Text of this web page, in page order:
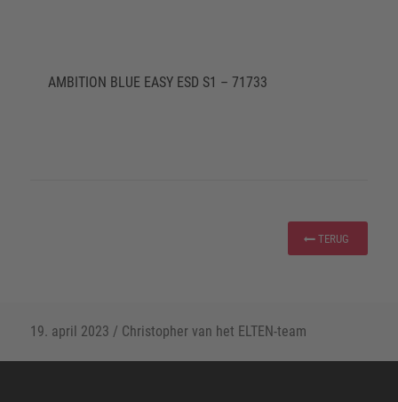
AMBITION BLUE EASY ESD S1 – 71733
TERUG
19. april 2023 / Christopher van het ELTEN-team